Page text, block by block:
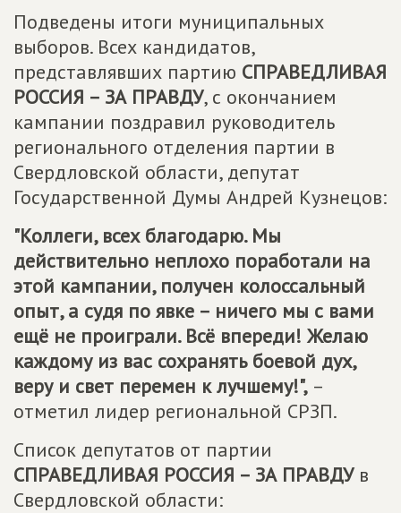
Подведены итоги муниципальных
выборов. Всех кандидатов,
представлявших партию СПРАВЕДЛИВАЯ
РОССИЯ – ЗА ПРАВДУ, с окончанием
кампании поздравил руководитель
регионального отделения партии в
Свердловской области, депутат
Государственной Думы Андрей Кузнецов:
"Коллеги, всех благодарю. Мы
действительно неплохо поработали на
этой кампании, получен колоссальный
опыт, а судя по явке – ничего мы с вами
ещё не проиграли. Всё впереди! Желаю
каждому из вас сохранять боевой дух,
веру и свет перемен к лучшему!", –
отметил лидер региональной СРЗП.
Список депутатов от партии
СПРАВЕДЛИВАЯ РОССИЯ – ЗА ПРАВДУв
Свердловской области: